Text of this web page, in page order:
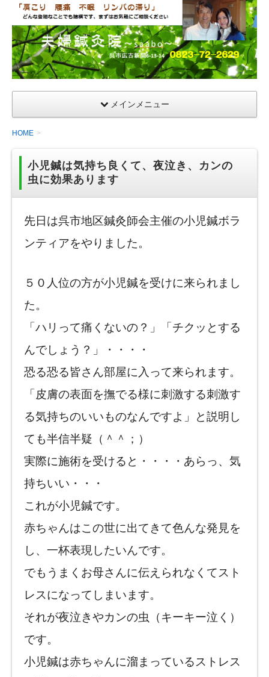
夫
婦
鍼
灸
院
メインメニュー
HOME
小児鍼は気持ち良くて、夜泣き、カンの
虫に効果あります
先日は呉市地区鍼灸師会主催の小児鍼ボラ
ンティアをやりました。
５０人位の方が小児鍼を受けに来られまし
た。
「ハリって痛くないの？」「チクッとする
んでしょう？」・・・・
恐る恐る皆さん部屋に入って来られます。
「皮膚の表面を撫でる様に刺激する刺激す
る気持ちのいいものなんですよ」と説明し
ても半信半疑（＾＾；）
実際に施術を受けると・・・・あらっ、気
持ちいい・・・
これが小児鍼です。
赤ちゃんはこの世に出てきて色んな発見を
し、一杯表現したいんです。
でもうまくお母さんに伝えられなくてスト
レスになってしまいます。
それが夜泣きやカンの虫（キーキー泣く）
です。
小児鍼は赤ちゃんに溜まっているストレス